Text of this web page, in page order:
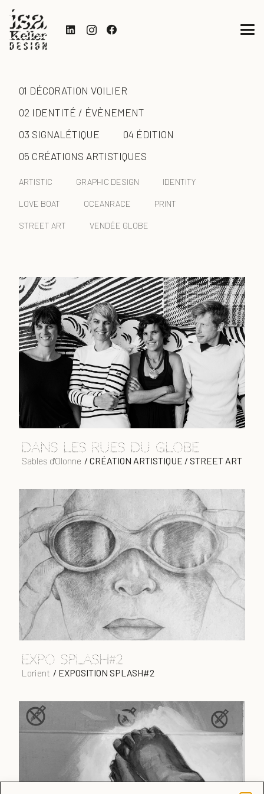
01 DÉCORATION VOILIER
02 IDENTITÉ / ÉVÈNEMENT
03 SIGNALÉTIQUE
04 ÉDITION
05 CRÉATIONS ARTISTIQUES
ARTISTIC GRAPHIC DESIGN IDENTITY
LOVE BOAT OCEANRACE PRINT
STREET ART VENDÉE GLOBE
Dans les rues du globe
Sables d'Olonne / CRÉATION ARTISTIQUE / STREET ART
EXPO SPLASH#2
Lorient / EXPOSITION SPLASH#2